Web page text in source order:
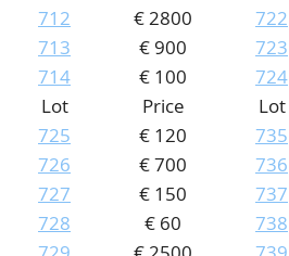
712
€ 2800
713
€ 900
714
€ 100
722
723
724
Lot
Price
725
€ 120
726
€ 700
727
€ 150
728
€ 60
Lot
735
736
737
738